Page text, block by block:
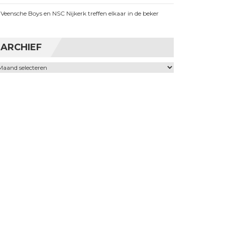
Veensche Boys en NSC Nijkerk treffen elkaar in de beker
ARCHIEF